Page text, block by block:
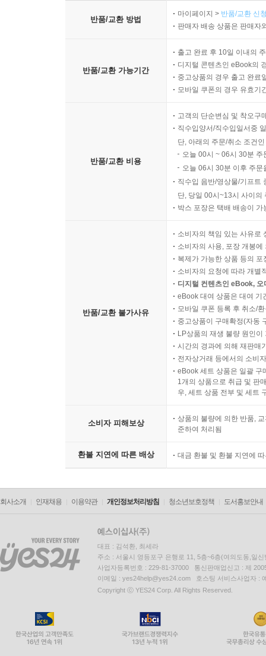
반품/교환 방법
마이페이지 > 반품/교환 신
판매자 배송 상품은 판매자
반품/교환 가능기간
출고 완료 후 10일 이내의
디지털 콘텐츠인 eBook의
중고상품의 경우 출고 완료
모바일 쿠폰의 경우 유효기
반품/교환 비용
고객의 단순변심 및 착오구
직수입양서/직수입일서중
단, 아래의 주문/취소 조건
오늘 00시 ~ 06시 30분
오늘 06시 30분 이후 주
직수입 음반/영상물/기프트
단, 당일 00시~13시 사이의
박스 포장은 택배 배송이
반품/교환 불가사유
소비자의 책임 있는 사유로
소비자의 사용, 포장 개봉
복제가 가능한 상품 등의
소비자의 요청에 따라 개별
디지털 컨텐츠인 eBook,
eBook 대여 상품은 대여 기
모바일 쿠폰 등록 후 취소/
중고상품이 구매확정(자동
LP상품의 재생 불량 원인
시간의 경과에 의해 재판매
전자상거래 등에서의 소비
eBook 세트 상품은 일괄 구
1개의 상품으로 취급 및 판
우, 세트 상품 전부 및 세트
소비자 피해보상
상품의 불량에 의한 반품,
준하여 처리됨
환불 지연에 따른 배상 대금 환불 및 환불 지연에
회사소개 인재채용 이용약관 개인정보처리방침 청소년보호정책 도서홍보안내
대표 : 김석환, 최세라
주소 : 서울시 영등포구 은행로 11, 5층~6층(여의도동,일신
사업자등록번호 : 229-81-37000 통신판매업신고 : 제
이메일 : yes24help@yes24.com 호스팅 서비스사업자 :
Copyright ⓒ YES24 Corp. All Rights Reserved.